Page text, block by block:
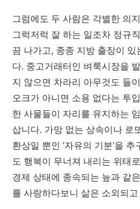
그럼에도 두 사람은 각별한 의
그럭저럭 잘 하는 일조차 정규
끔 나가고, 종종 지방 출장이 있
다. 중고거래터인 벼룩시장을
지 않으면 차라리 아무것도 들
오크가 아니면 소용 없다는 투
한 사물들이 자리를 유지하는
삽니다. 가망 없는 상속이나 로
환상일 뿐인 ’자유의 기분‘을 추
도 행복이 무너져 내리는 위태
경제 상태에 종속되는 늪과 같은
를 사랑하다보니 삶은 소외되고